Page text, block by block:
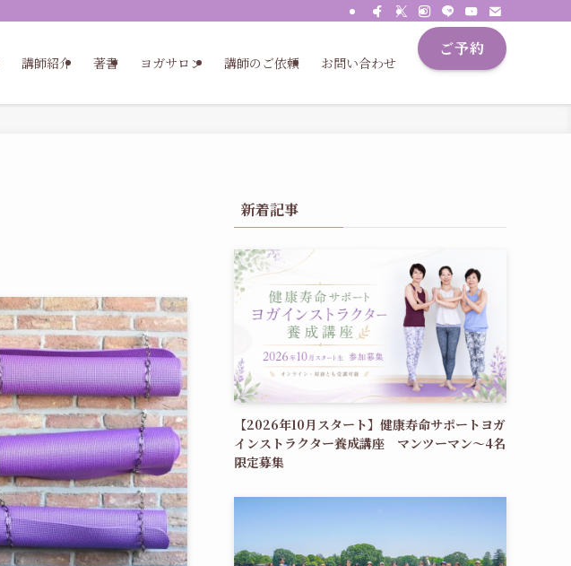
講師紹介 著書 ヨガサロン 講師のご依頼 お問い合わせ
ご予約
新着記事
【2026年10月スタート】健康寿命サポートヨガ
インストラクター養成講座 マンツーマン〜4名
限定募集